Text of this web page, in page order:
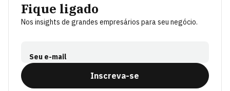
Fique ligado
Nos insights de grandes empresários para seu negócio.
Seu e-mail
Inscreva-se